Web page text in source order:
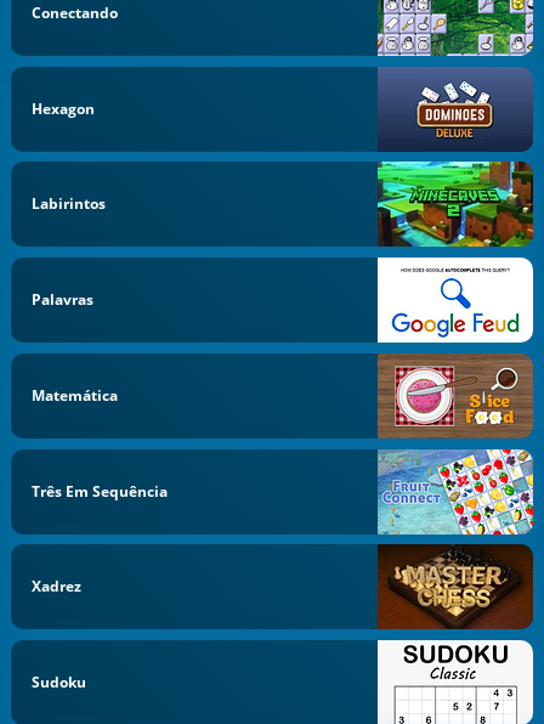
Conectando
Hexagon
Labirintos
Palavras
Matemática
Três Em Sequência
Xadrez
Sudoku